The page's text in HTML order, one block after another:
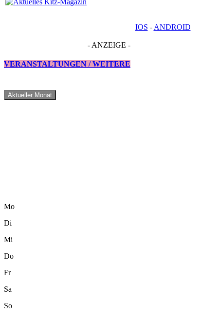
IOS - ANDROID
- ANZEIGE -
VERANSTALTUNGEN / WEITERE
Aktueller Monat
Mo
Di
Mi
Do
Fr
Sa
So